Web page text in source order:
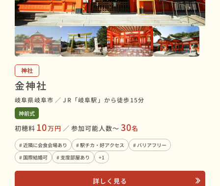
神社
金神社
岐阜県岐阜市 ／ JR「岐阜駅」から徒歩15分
神前式
初穂料 10万円 ／ 参加可能人数〜 30名
# 近隣に会食会場あり # 駅チカ・好アクセス
# バリアフリー
# 国際結婚可
# 支度部屋あり +1
詳しく見る